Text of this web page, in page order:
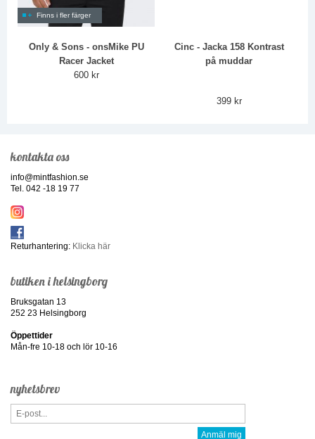
Finns i fler färger
Only & Sons - onsMike PU
Racer Jacket
600 kr
Cinc - Jacka 158 Kontrast
på muddar
399 kr
kontakta oss
info@mintfashion.se
Tel. 042 -18 19 77
Returhantering: Klicka här
butiken i helsingborg
Bruksgatan 13
252 23 Helsingborg
Öppettider
Mån-fre 10-18 och lör 10-16
nyhetsbrev
Anmäl mig